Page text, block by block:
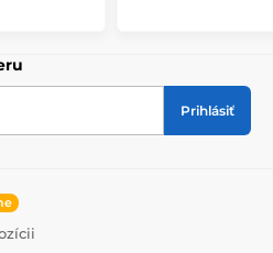
umiestniť informáciu
mieru poškodenia počas
a bavlny).
moderných plotrov, tie
(12-16 pass, ink density 200).
Prihlásiť